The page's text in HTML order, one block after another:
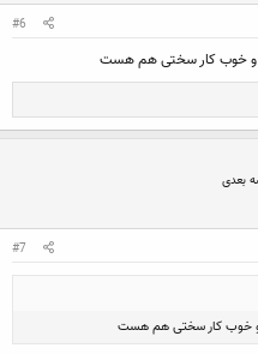
#6
و خوب کار سختی هم هست
بعدی
#7
و خوب کار سختی هم هست